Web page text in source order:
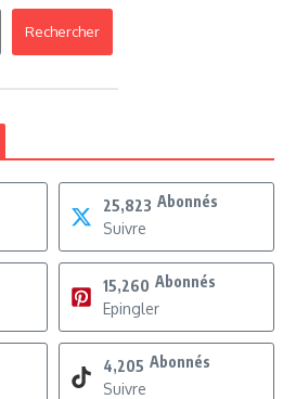
Rechercher
25,823 Abonnés
Suivre
15,260 Abonnés
Epingler
4,205 Abonnés
Suivre